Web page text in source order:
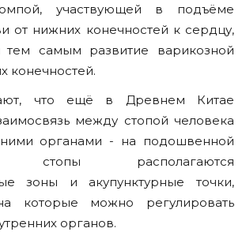
участвующей в подъёме
от нижних конечностей к сердцу,
тем самым развитие варикозной
конечностей.
что ещё в Древнем Китае
между стопой человека
органами - на подошвенной
стопы располагаются
зоны и акупунктурные точки,
которые можно регулировать
органов.